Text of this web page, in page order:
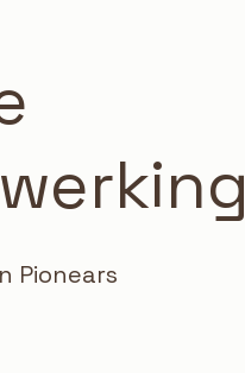
Pionears